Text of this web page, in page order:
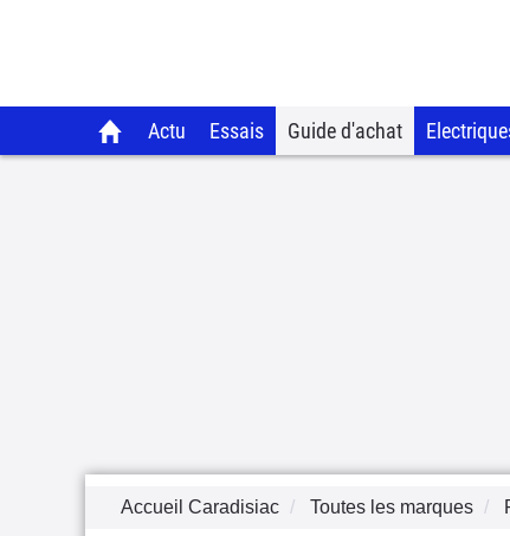
Actu Essais Guide d'achat
Accueil Caradisiac Toutes les marques